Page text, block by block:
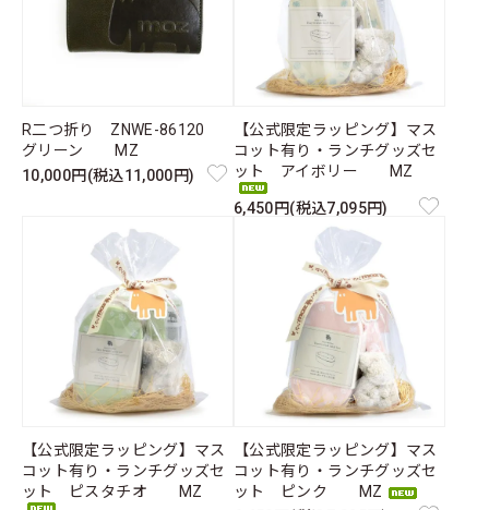
R二つ折り ZNWE-86120
グリーン MZ
10,000円(税込11,000円)
【公式限定ラッピング】マス
コット有り・ランチグッズセ
ット アイボリー MZ
6,450円(税込7,095円)
【公式限定ラッピング】マス
コット有り・ランチグッズセ
ット ピスタチオ MZ
【公式限定ラッピング】マス
コット有り・ランチグッズセ
ット ピンク MZ